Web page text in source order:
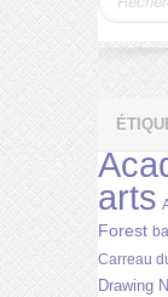
arts
Forest
Carreau
Drawing